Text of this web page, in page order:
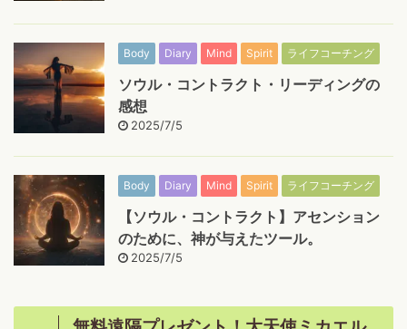
Body Diary Mind Spirit ライフコーチング
ソウル・コントラクト・リーディングの
感想
2025/7/5
Body Diary Mind Spirit ライフコーチング
【ソウル・コントラクト】アセンション
のために、神が与えたツール。
2025/7/5